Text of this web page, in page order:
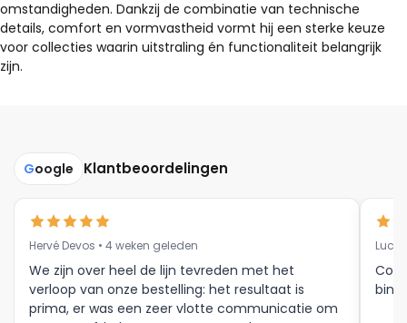
omstandigheden. Dankzij de combinatie van technische
details, comfort en vormvastheid vormt hij een sterke keuze
voor collecties waarin uitstraling én functionaliteit belangrijk
zijn.
Google Klantbeoordelingen
Hervé Devos • 4 weken geleden
We zijn over heel de lijn tevreden met het
verloop van onze bestelling: het resultaat is
prima, er was een zeer vlotte communicatie om
Luc